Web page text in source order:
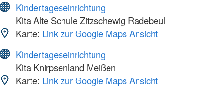
Kindertageseinrichtung
Kita Alte Schule Zitzschewig Radebeul
Karte: Link zur Google Maps Ansicht
Kindertageseinrichtung
Kita Knirpsenland Meißen
Karte: Link zur Google Maps Ansicht